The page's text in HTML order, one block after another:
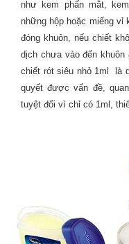
như kem phấn mắt,
những hộp hoặc miếng vỉ
đóng khuôn, nếu chiết
dịch chưa vào đến
chiết rót siêu nhỏ 1ml là
quyết được vấn đề,
tuyệt đối vì chỉ có 1ml,